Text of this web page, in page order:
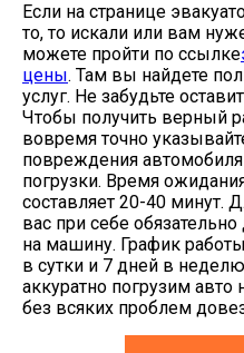
Если на странице
то, то искали или вам
можете пройти по ссылке
цены. Там вы найдете
услуг. Не забудьте
Чтобы получить верный
вовремя точно
повреждения
погрузки. Время
составляет 20-40 минут.
вас при себе
на машину. График
в сутки и 7 дней в
аккуратно погрузим авто
без всяких проблем